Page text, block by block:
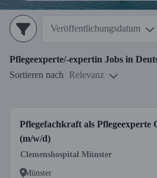
Veröffentlichungsdatum
Pflegeexperte/-expertin Jobs in
Sortieren nach Relevanz
Pflegefachkraft als Pflegeexperte
(m/w/d)
Clemenshospital Münster
Münster